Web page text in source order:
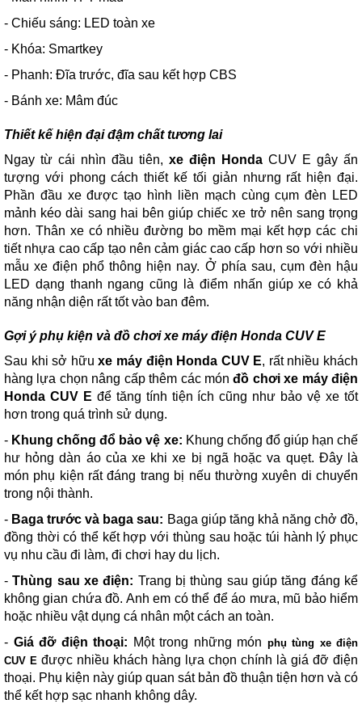
- Chiếu sáng: LED toàn xe
- Khóa: Smartkey
- Phanh: Đĩa trước, đĩa sau kết hợp CBS
- Bánh xe: Mâm đúc
Thiết kế hiện đại đậm chất tương lai
Ngay từ cái nhìn đầu tiên, xe điện Honda CUV E gây ấn
tượng với phong cách thiết kế tối giản nhưng rất hiện đại.
Phần đầu xe được tạo hình liền mạch cùng cụm đèn LED
mảnh kéo dài sang hai bên giúp chiếc xe trở nên sang trọng
hơn. Thân xe có nhiều đường bo mềm mại kết hợp các chi
tiết nhựa cao cấp tạo nên cảm giác cao cấp hơn so với nhiều
mẫu xe điện phổ thông hiện nay. Ở phía sau, cụm đèn hậu
LED dạng thanh ngang cũng là điểm nhấn giúp xe có khả
năng nhận diện rất tốt vào ban đêm.
Gợi ý phụ kiện và đồ chơi xe máy điện Honda CUV E
Sau khi sở hữuxe máy điện Honda CUV E, rất nhiều khách
hàng lựa chọn nâng cấp thêm các mónđồ chơi xe máy điện
Honda CUV E để tăng tính tiện ích cũng như bảo vệ xe tốt
hơn trong quá trình sử dụng.
- Khung chống đổ bảo vệ xe: Khung chống đổ giúp hạn chế
hư hỏng dàn áo của xe khi xe bị ngã hoặc va quẹt. Đây là
món phụ kiện rất đáng trang bị nếu thường xuyên di chuyển
trong nội thành.
- Baga trước và baga sau: Baga giúp tăng khả năng chở đồ,
đồng thời có thể kết hợp với thùng sau hoặc túi hành lý phục
vụ nhu cầu đi làm, đi chơi hay du lịch.
-Thùng sau xe điện: Trang bị thùng sau giúp tăng đáng kể
không gian chứa đồ. Anh em có thể để áo mưa, mũ bảo hiểm
hoặc nhiều vật dụng cá nhân một cách an toàn.
- Giá đỡ điện thoại: Một trong những món phụ tùng xe điện
CUV E được nhiều khách hàng lựa chọn chính là giá đỡ điện
thoại. Phụ kiện này giúp quan sát bản đồ thuận tiện hơn và có
thể kết hợp sạc nhanh không dây.